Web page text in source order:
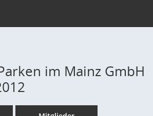
im Mainz GmbH